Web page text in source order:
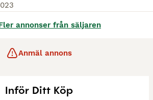
annonser från säljaren
Anmäl annons
Inför Ditt Köp